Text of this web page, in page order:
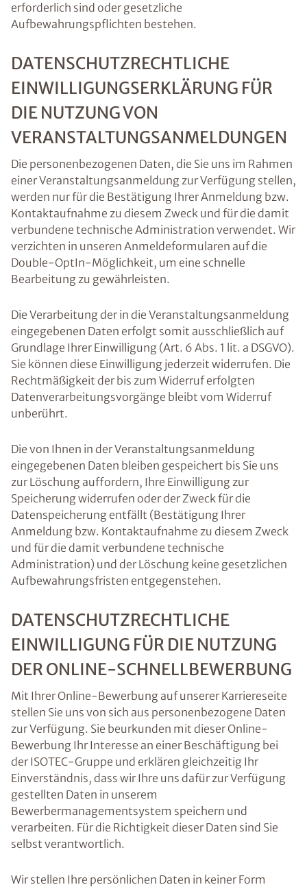
erforderlich sind oder gesetzliche
Aufbewahrungspflichten bestehen.
DATENSCHUTZRECHTLICHE
EINWILLIGUNGSERKLÄRUNG FÜR
DIE NUTZUNG VON
VERANSTALTUNGSANMELDUNGEN
Die personenbezogenen Daten, die Sie uns im Rahmen
einer Veranstaltungsanmeldung zur Verfügung stellen,
werden nur für die Bestätigung Ihrer Anmeldung bzw.
Kontaktaufnahme zu diesem Zweck und für die damit
verbundene technische Administration verwendet. Wir
verzichten in unseren Anmeldeformularen auf die
Double-OptIn-Möglichkeit, um eine schnelle
Bearbeitung zu gewährleisten.
Die Verarbeitung der in die Veranstaltungsanmeldung
eingegebenen Daten erfolgt somit ausschließlich auf
Grundlage Ihrer Einwilligung (Art. 6 Abs. 1 lit. a DSGVO).
Sie können diese Einwilligung jederzeit widerrufen. Die
Rechtmäßigkeit der bis zum Widerruf erfolgten
Datenverarbeitungsvorgänge bleibt vom Widerruf
unberührt.
Die von Ihnen in der Veranstaltungsanmeldung
eingegebenen Daten bleiben gespeichert bis Sie uns
zur Löschung auffordern, Ihre Einwilligung zur
Speicherung widerrufen oder der Zweck für die
Datenspeicherung entfällt (Bestätigung Ihrer
Anmeldung bzw. Kontaktaufnahme zu diesem Zweck
und für die damit verbundene technische
Administration) und der Löschung keine gesetzlichen
Aufbewahrungsfristen entgegenstehen.
DATENSCHUTZRECHTLICHE
EINWILLIGUNG FÜR DIE NUTZUNG
DER ONLINE-SCHNELLBEWERBUNG
Mit Ihrer Online-Bewerbung auf unserer Karriereseite
stellen Sie uns von sich aus personenbezogene Daten
zur Verfügung. Sie beurkunden mit dieser Online-
Bewerbung Ihr Interesse an einer Beschäftigung bei
der ISOTEC-Gruppe und erklären gleichzeitig Ihr
Einverständnis, dass wir Ihre uns dafür zur Verfügung
gestellten Daten in unserem
Bewerbermanagementsystem speichern und
verarbeiten. Für die Richtigkeit dieser Daten sind Sie
selbst verantwortlich.
Wir stellen Ihre persönlichen Daten in keiner Form